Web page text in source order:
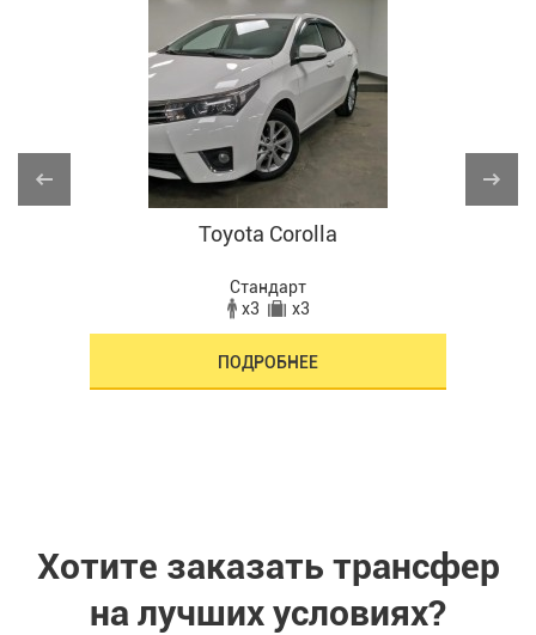
Toyota Corolla
Стандарт
x3
x3
ПОДРОБНЕЕ
Хотите заказать трансфер
на лучших условиях?